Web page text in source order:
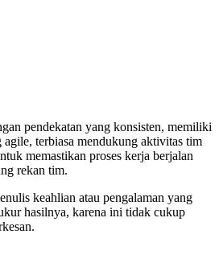
pendekatan yang konsisten, memiliki
agile, terbiasa mendukung aktivitas tim
memastikan proses kerja berjalan
rekan tim.
keahlian atau pengalaman yang
hasilnya, karena ini tidak cukup